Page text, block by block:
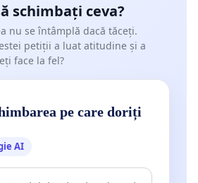
schimbați ceva?
nu se întâmplă dacă tăceți.
petiții a luat atitudine și a
face la fel?
pe care doriți
AI